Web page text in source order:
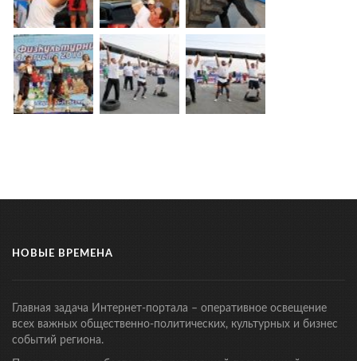
НОВЫЕ ВРЕМЕНА
Главная задача Интернет-портала – оперативное освещение
всех важных общественно-политических, культурных и бизнес
событий региона.